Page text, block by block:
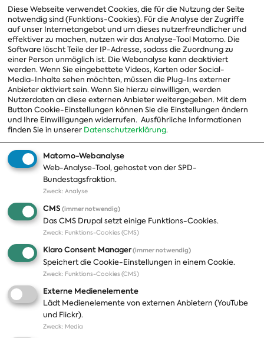
Vorsitzender
Vorstand
Arbeitsgruppen
Ausschussvorsitzende
Beauftragte
Landesgruppen
Organisation
Themen
Positionen
Publikationen
Presse
Fotos
Pressekontakt
Termine
Jobs und Ausbildung
Häufige Fragen
Podcast
Diese Webseite verwendet Cookies, die für die Nutzung der Seite
notwendig sind (Funktions-Cookies). Für die Analyse der Zugriffe
auf unser Internetangebot und um dieses nutzerfreundlicher und
effektiver zu machen, nutzen wir das Analyse-Tool Matomo. Die
Software löscht Teile der IP-Adresse, sodass die Zuordnung zu
einer Person unmöglich ist. Die Webanalyse kann deaktiviert
werden. Wenn Sie eingebettete Videos, Karten oder Social-
Media-Inhalte sehen möchten, müssen die Plug-Ins externer
Anbieter aktiviert sein. Wenn Sie hierzu einwilligen, werden
Nutzerdaten an diese externen Anbieter weitergegeben. Mit dem
Button Cookie-Einstellungen können Sie die Einstellungen ändern
und Ihre Einwilligungen widerrufen. Ausführliche Informationen
finden Sie in unserer Datenschutzerklärung.
Matomo-Webanalyse
Web-Analyse-Tool, gehostet von der SPD-
Bundestagsfraktion.
Zweck: Analyse
CMS (immer notwendig)
Das CMS Drupal setzt einige Funktions-Cookies.
Zweck: Funktions-Cookies (CMS)
Klaro Consent Manager(immer notwendig)
Speichert die Cookie-Einstellungen in einem Cookie.
Zweck: Funktions-Cookies (CMS)
Externe Medienelemente
Lädt Medienelemente von externen Anbietern (YouTube
und Flickr).
Zweck: Media